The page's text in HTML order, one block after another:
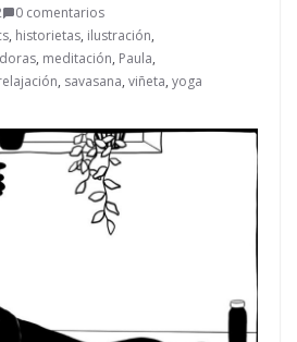
0 comentarios
, historietas, ilustración,
, meditación, Paula,
, savasana, viñeta, yoga